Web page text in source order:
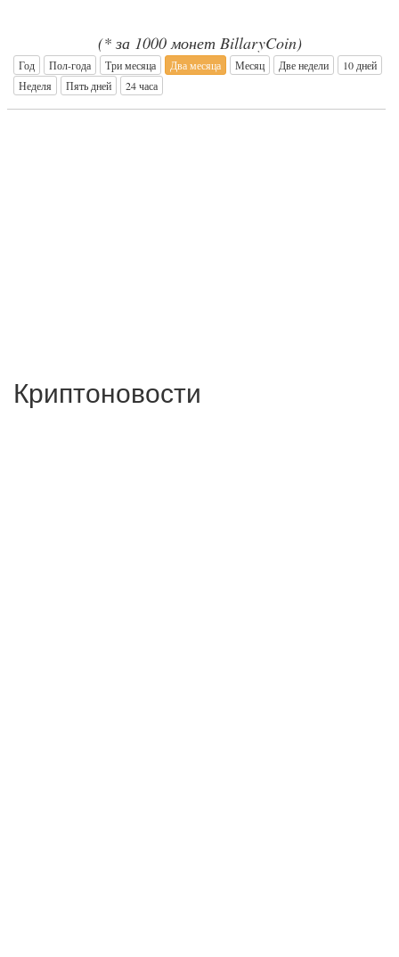
(* за 1000 монет BillaryCoin)
Год Пол-года Три месяца Два месяца Месяц Две недели
10 дней
Неделя
Пять дней 24 часа
Криптоновости